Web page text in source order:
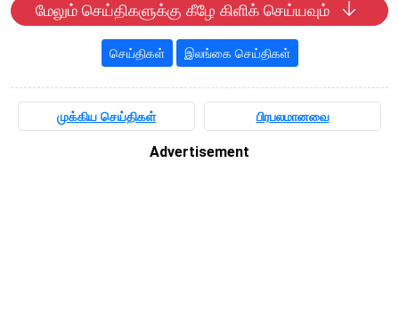
மேலும் செய்திகளுக்கு கீழே கிளிக் செய்யவும்
செய்திகள் இலங்கை செய்திகள்
முக்கிய செய்திகள் பிரபலமானவை
Advertisement